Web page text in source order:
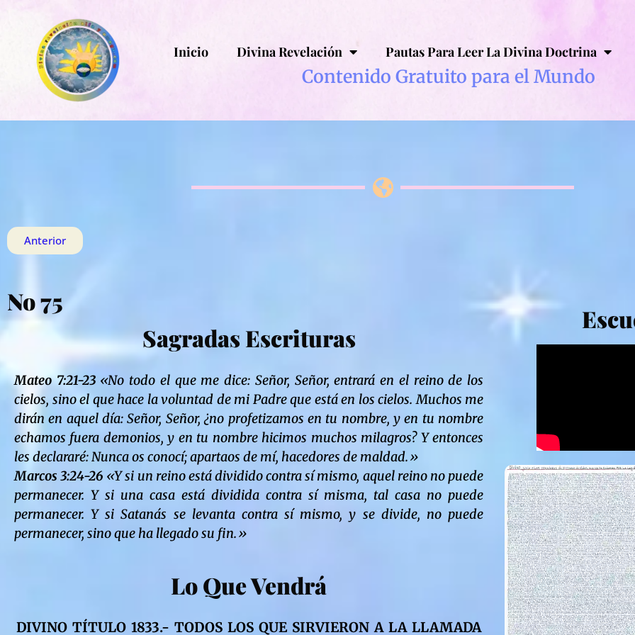
Inicio Divina Revelación Pautas Para Leer La Divina Doctrina
Contenido Gratuito para el Mundo
Anterior
No 75
Sagradas Escrituras
Mateo 7:21-23«No todo el que me dice: Señor, Señor, entrará en el reino de los
cielos, sino el que hace la voluntad de mi Padre que está en los cielos. Muchos me
dirán en aquel día: Señor, Señor, ¿no profetizamos en tu nombre, y en tu nombre
echamos fuera demonios, y en tu nombre hicimos muchos milagros? Y entonces
les declararé: Nunca os conocí; apartaos de mí, hacedores de maldad.»
Marcos 3:24-26 «Y si un reino está dividido contra sí mismo, aquel reino no puede
permanecer. Y si una casa está dividida contra sí misma, tal casa no puede
permanecer. Y si Satanás se levanta contra sí mismo, y se divide, no puede
permanecer, sino que ha llegado su fin.»
Lo Que Vendrá
DIVINO TÍTULO 1833.- TODOS LOS QUE SIRVIERON A LA LLAMADA